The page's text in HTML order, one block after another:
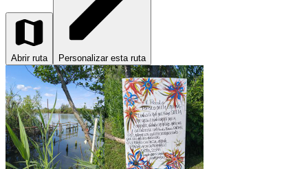
Abrir ruta Personalizar esta ruta